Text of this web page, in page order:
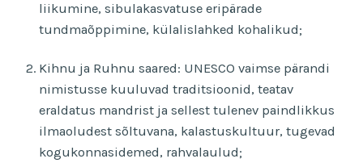
liikumine, sibulakasvatuse eripärade
tundmaõppimine, külalislahked kohalikud;
Kihnu ja Ruhnu saared: UNESCO vaimse pärandi
nimistusse kuuluvad traditsioonid, teatav
eraldatus mandrist ja sellest tulenev paindlikkus
ilmaoludest sõltuvana, kalastuskultuur, tugevad
kogukonnasidemed, rahvalaulud;